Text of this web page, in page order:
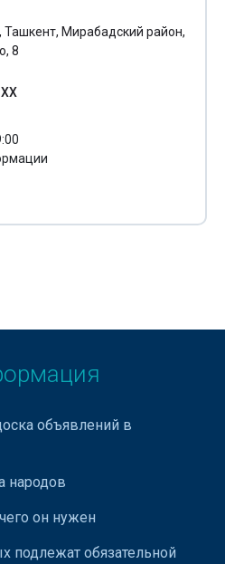
подстанции
светильники
подстанции
компенсации реактивной
Ташкент, Мирабадский район,
8
объявлений в
народов
он нужен
подлежат обязательной